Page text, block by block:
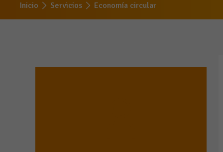
Inicio Servicios Economía circular